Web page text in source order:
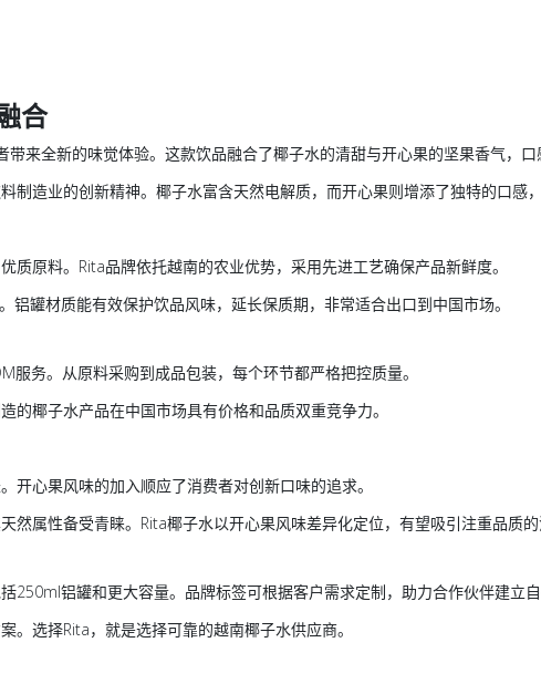
合
来全新的味觉体验。这款饮品融合了椰子水的清甜与开心果的坚果香气，口
制造业的创新精神。椰子水富含天然电解质，而开心果则增添了独特的口感
质原料。Rita品牌依托越南的农业优势，采用先进工艺确保产品新鲜度。
罐材质能有效保护饮品风味，延长保质期，非常适合出口到中国市场。
务。从原料采购到成品包装，每个环节都严格把控质量。
的椰子水产品在中国市场具有价格和品质双重竞争力。
开心果风味的加入顺应了消费者对创新口味的追求。
然属性备受青睐。Rita椰子水以开心果风味差异化定位，有望吸引注重品质的
250ml铝罐和更大容量。品牌标签可根据客户需求定制，助力合作伙伴建立自
。选择Rita，就是选择可靠的越南椰子水供应商。